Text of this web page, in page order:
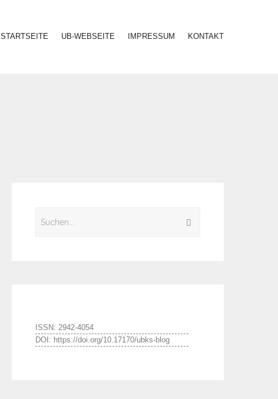
STARTSEITE UB-WEBSEITE IMPRESSUM KONTAKT
ISSN: 2942-4054
DOI: https://doi.org/10.17170/ubks-blog